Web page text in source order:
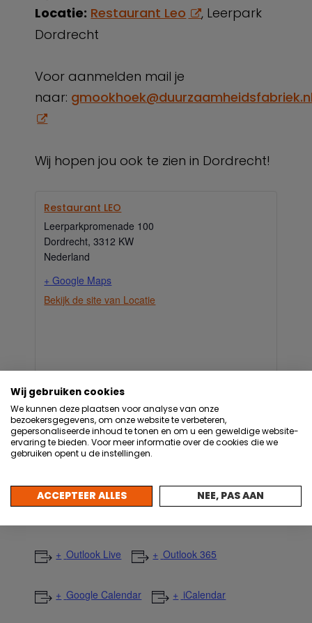
Locatie: Restaurant Leo
, Leerpark
Dordrecht
Voor aanmelden mail je
naar:
Wij hopen jou ook te zien in Dordrecht!
Restaurant LEO
Leerparkpromenade 100
Dordrecht, 3312 KW
Nederland
+ Google Maps
Bekijk de site van Locatie
Outlook Live Outlook 365
Google Calendar iCalendar
Wij gebruiken cookies
We kunnen deze plaatsen voor analyse van onze
bezoekersgegevens, om onze website te verbeteren,
gepersonaliseerde inhoud te tonen en om u een geweldige website-
ervaring te bieden. Voor meer informatie over de cookies die we
gebruiken opent u de instellingen.
ACCEPTEER ALLES NEE, PAS AAN